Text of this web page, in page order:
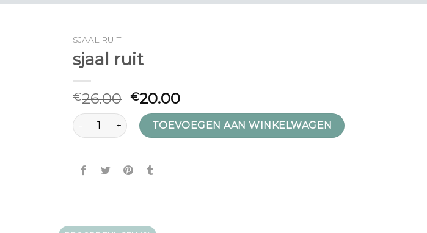
SJAAL RUIT
sjaal ruit
€26.00 €20.00
sjaal ruit aantal TOEVOEGEN AAN WINKELWAGEN